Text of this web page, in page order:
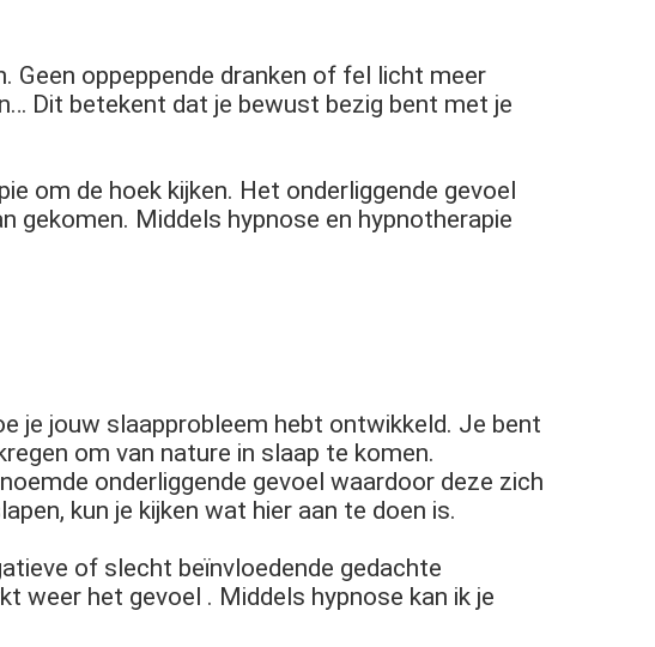
Geen oppeppende dranken of fel licht meer
Dit betekent dat je bewust bezig bent met je
om de hoek kijken. Het onderliggende gevoel
gekomen. Middels hypnose en hypnotherapie
je jouw slaapprobleem hebt ontwikkeld. Je bent
om van nature in slaap te komen.
onderliggende gevoel waardoor deze zich
kun je kijken wat hier aan te doen is.
of slecht beïnvloedende gedachte
weer het gevoel . Middels hypnose kan ik je